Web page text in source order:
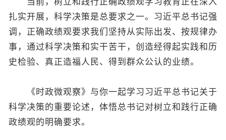
扎实开展，科学决策是总要求之一。习近平总书记强
调，正确政绩观要求我们坚持从实际出发、按规律办
事，通过科学决策和实干苦干，创造经得起实践和历
史检验、真正造福人民、得到群众公认的业绩。
《时政微观察》与你一起学习习近平总书记关于
科学决策的重要论述，体悟总书记对树立和践行正确
政绩观的明确要求。